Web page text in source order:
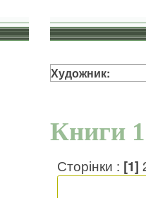
Художник:
Книги 1
Сторінки : [1]